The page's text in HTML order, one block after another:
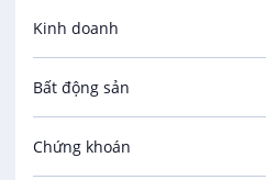
Kinh doanh
Bất động sản
Chứng khoán